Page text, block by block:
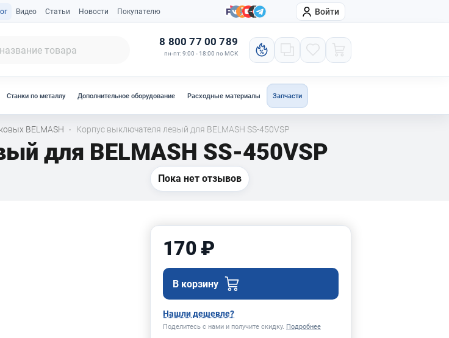
Видео Статьи Новости Покупателю Компания Войти
8 800 77 00 789
пн-пт: 9:00 - 18:00 по МСК
Станки по металлу Дополнительное оборудование Расходные материалы Запчасти
BELMASH · Корпус выключателя левый для BELMASH SS-450VSP
для BELMASH SS-450VSP
Пока нет отзывов
170 ₽
В корзину
Нашли дешевле?
Поделитесь с нами и получите скидку. Подробнее